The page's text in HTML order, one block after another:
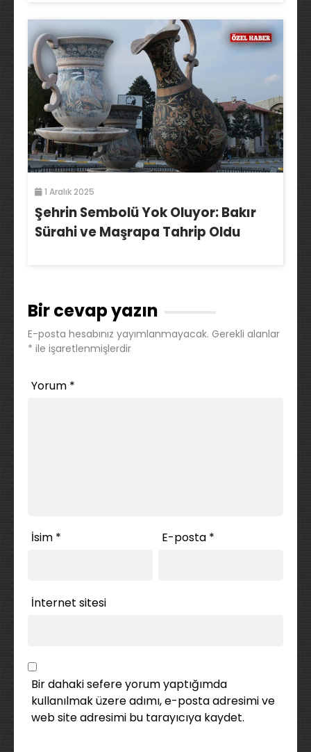
1 Aralık 2025
Şehrin Sembolü Yok Oluyor: Bakır
Sürahi ve Maşrapa Tahrip Oldu
Bir cevap yazın
E-posta hesabınız yayımlanmayacak. Gerekli alanlar
* ile işaretlenmişlerdir
Yorum *
İsim * E-posta *
İnternet sitesi
Bir dahaki sefere yorum yaptığımda
kullanılmak üzere adımı, e-posta adresimi ve
web site adresimi bu tarayıcıya kaydet.